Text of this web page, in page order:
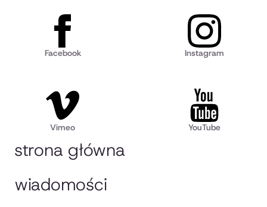
strona główna
wiadomości
Facebook Instagram
Vimeo YouTube